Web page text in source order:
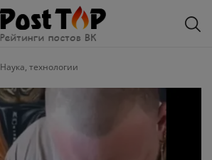
Наука, технологии